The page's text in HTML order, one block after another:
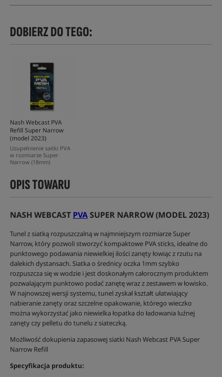
DOBIERZ DO TEGO:
Nash Webcast PVA
Refill Super Narrow
(model 2023)
Uzupełnienie saitki PVA
w rozmiarze Super
Narrow (18mm)
OPIS TOWARU
NASH WEBCAST PVASUPER NARROW (MODEL 2023)
Tunel z siatką rozpuszczalną w najmniejszym rozmiarze Super
Narrow, który pozwoli stworzyć kompaktowe PVA sticks, idealne do
punktowego podawania niewielkiej ilości zanęty łowiąc z rzutu na
dalekich dystansach. Siatka o średnicy oczka 1mm szybko
rozpuszcza się w wodzie i jest doskonałym całorocznym produktem
pozwalającym punktowo podać zanętę wraz z zestawem w łowisko.
W najnowszej wersji systemu, tunel zyskał kształt ułatwiający
nabieranie zanęty oraz szczelne opakowanie, którego wieczko
można wykorzystać jako niewielka łopatka do ładowania luźnej
zanęty czy pelletu do tunelu z siateczką.
Możliwość dokupienia zapasowej siatki Nash Webcast PVA Super
Narrow Refill
Specyfikacja produktu: